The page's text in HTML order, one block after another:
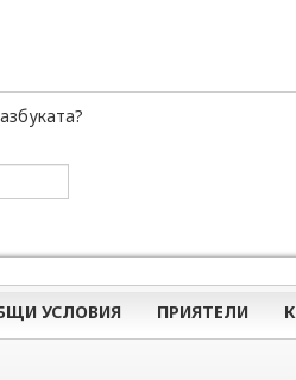
УСЛОВИЯ ПРИЯТЕЛИ